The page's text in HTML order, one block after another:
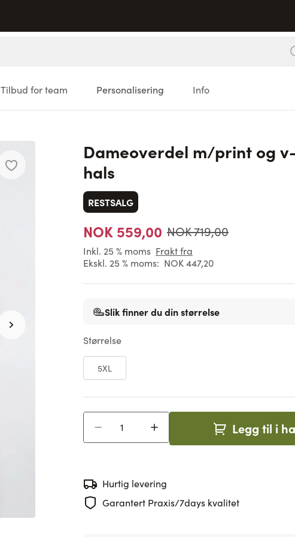
Tilbud for team Personalisering Info
Dameoverdel m/print og
hals
RESTSALG
NOK 559,00 NOK 719,00
Inkl. 25 % moms Frakt fra
Ekskl. 25 % moms: NOK 447,20
Slik finner du din størrelse
Størrelse
5XL
Legg til i
Hurtig levering
Garantert Praxis/7days kvalitet